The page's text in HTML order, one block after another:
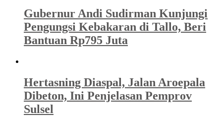
Gubernur Andi Sudirman Kunjungi
Pengungsi Kebakaran di Tallo, Beri
Bantuan Rp795 Juta
Hertasning Diaspal, Jalan Aroepala
Dibeton, Ini Penjelasan Pemprov
Sulsel